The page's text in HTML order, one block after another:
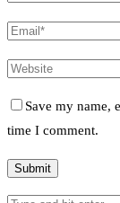
Save my name,
time I comment.